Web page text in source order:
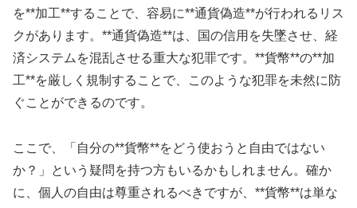
を**加工**することで、容易に**通貨偽造**が行われるリス
クがあります。**通貨偽造**は、国の信用を失墜させ、経
済システムを混乱させる重大な犯罪です。**貨幣**の**加
工**を厳しく規制することで、このような犯罪を未然に防
ぐことができるのです。
ここで、「自分の**貨幣**をどう使おうと自由ではない
か？」という疑問を持つ方もいるかもしれません。確か
に、個人の自由は尊重されるべきですが、**貨幣**は単な